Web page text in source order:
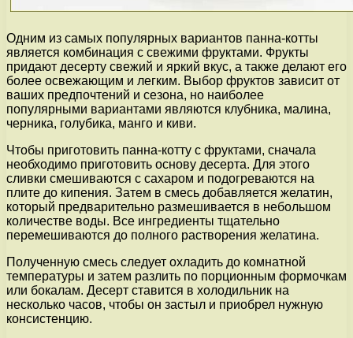
Одним из самых популярных вариантов панна-котты
является комбинация с свежими фруктами. Фрукты
придают десерту свежий и яркий вкус, а также делают его
более освежающим и легким. Выбор фруктов зависит от
ваших предпочтений и сезона, но наиболее
популярными вариантами являются клубника, малина,
черника, голубика, манго и киви.
Чтобы приготовить панна-котту с фруктами, сначала
необходимо приготовить основу десерта. Для этого
сливки смешиваются с сахаром и подогреваются на
плите до кипения. Затем в смесь добавляется желатин,
который предварительно размешивается в небольшом
количестве воды. Все ингредиенты тщательно
перемешиваются до полного растворения желатина.
Полученную смесь следует охладить до комнатной
температуры и затем разлить по порционным формочкам
или бокалам. Десерт ставится в холодильник на
несколько часов, чтобы он застыл и приобрел нужную
консистенцию.